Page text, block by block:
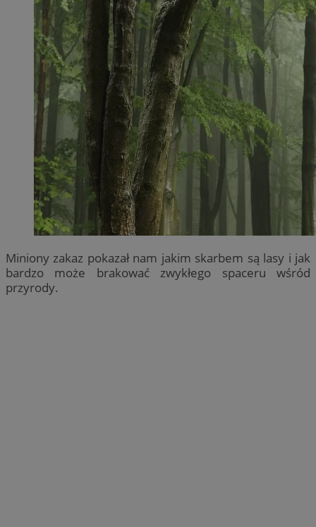
Miniony zakaz pokazał nam jakim skarbem są lasy i jak
bardzo może brakować zwykłego spaceru wśród
przyrody.